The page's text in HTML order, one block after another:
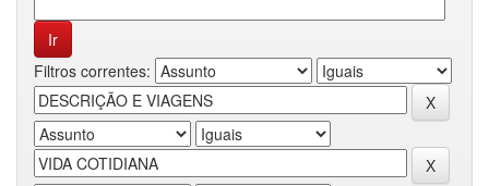
Filtros correntes: